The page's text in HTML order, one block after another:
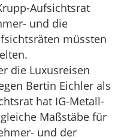
Aufsichtsrat
und die
müssten
die Luxusreisen
Bertin Eichler als
hat IG-Metall-
Maßstäbe für
und der